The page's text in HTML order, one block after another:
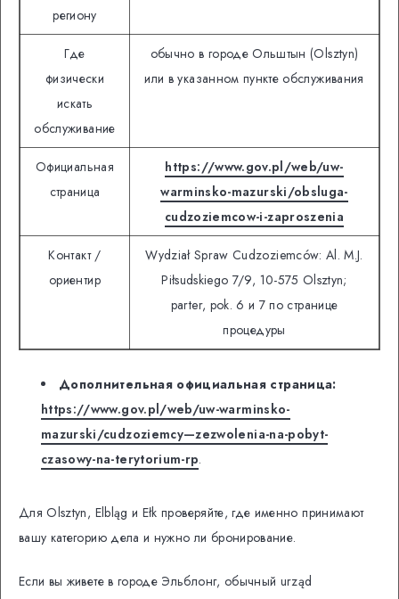
региону
Где
физически
искать
обслуживание
обычно в городе Ольштын (Olsztyn)
или в указанном пункте обслуживания
Официальная
страница
https://www.gov.pl/web/uw-
warminsko-mazurski/obsluga-
cudzoziemcow-i-zaproszenia
Контакт /
ориентир
Wydział Spraw Cudzoziemców: Al. M.J.
Piłsudskiego 7/9, 10-575 Olsztyn;
parter, pok. 6 и 7 по странице
процедуры
Дополнительная официальная страница:
https://www.gov.pl/web/uw-warminsko-
mazurski/cudzoziemcy—zezwolenia-na-pobyt-
czasowy-na-terytorium-rp.
Для Olsztyn, Elbląg и Ełk проверяйте, где именно принимают
вашу категорию дела и нужно ли бронирование.
Если вы живете в городе Эльблонг, обычный urząd